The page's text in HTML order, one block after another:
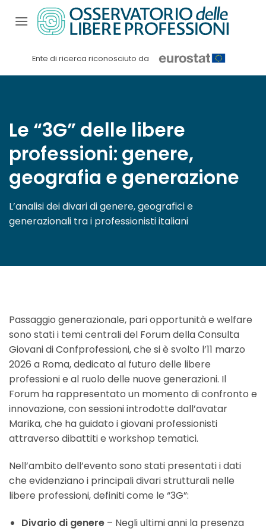
contenuti
Ente di ricerca riconosciuto da
Le “3G” delle libere
professioni: genere,
geografia e generazione
L’analisi dei divari di genere, geografici e
generazionali tra i professionisti italiani
Passaggio generazionale, pari opportunità e welfare
sono stati i temi centrali del Forum della Consulta
Giovani di Confprofessioni, che si è svolto l’11 marzo
2026 a Roma, dedicato al futuro delle libere
professioni e al ruolo delle nuove generazioni. Il
Forum ha rappresentato un momento di confronto e
innovazione, con sessioni introdotte dall’avatar
Marika, che ha guidato i giovani professionisti
attraverso dibattiti e workshop tematici.
Nell’ambito dell’evento sono stati presentati i dati
che evidenziano i principali divari strutturali nelle
libere professioni, definiti come le “3G”:
Divario di genere– Negli ultimi anni la presenza